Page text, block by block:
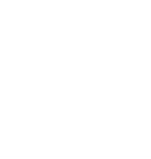
világon elterjedten
kezelhető, kedvező